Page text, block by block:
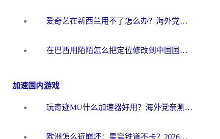
爱奇艺在新西兰用不了怎么办？海外党亲测有效的回国加速方案
在巴西用陌陌怎么把定位修改到中国国内？海外党必看的回国加速全攻略
加速国内游戏
玩奇迹MU什么加速器好用？海外党亲测：这款加速器让你告别延迟卡顿！
欧洲怎么玩崩坏：星穹铁道不卡？2026海外玩家国服游戏加速器终极攻略